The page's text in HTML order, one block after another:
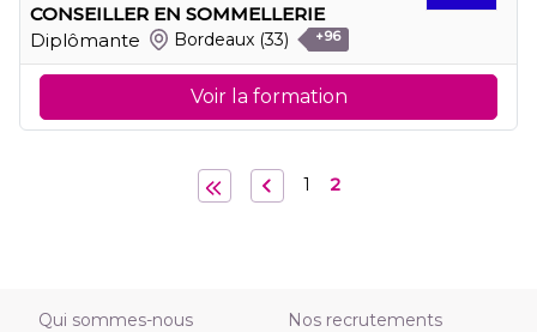
CONSEILLER EN SOMMELLERIE
Diplômante
Bordeaux (33) +96
Voir la formation
1 2
Qui sommes-nous
Nos recrutements